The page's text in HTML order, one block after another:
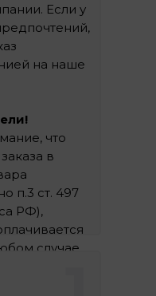
Если у
на наше
что
в
п.3 ст. 497
РФ),
случае.